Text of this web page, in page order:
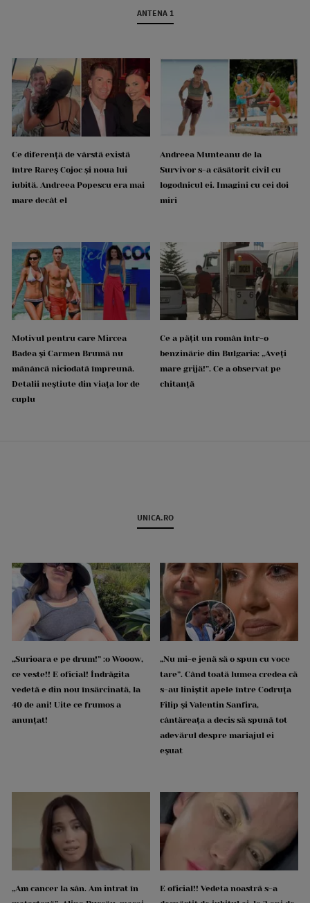
ANTENA 1
Ce diferență de vârstă există
între Rareș Cojoc și noua lui
iubită. Andreea Popescu era mai
mare decât el
Andreea Munteanu de la
Survivor s-a căsătorit civil cu
logodnicul ei. Imagini cu cei doi
miri
Motivul pentru care Mircea
Badea și Carmen Brumă nu
mănâncă niciodată împreună.
Detalii neștiute din viața lor de
cuplu
Ce a pățit un român într-o
benzinărie din Bulgaria: „Aveți
mare grijă!”. Ce a observat pe
chitanță
UNICA.RO
„Surioara e pe drum!” :o Wooow,
ce veste!! E oficial! Îndrăgita
vedetă e din nou însărcinată, la
40 de ani! Uite ce frumos a
anunțat!
„Nu mi-e jenă să o spun cu voce
tare”. Când toată lumea credea că
s-au liniștit apele între Codruța
Filip și Valentin Sanfira,
cântăreața a decis să spună tot
adevărul despre mariajul ei
eșuat
„Am cancer la sân. Am intrat în
E oficial!! Vedeta noastră s-a